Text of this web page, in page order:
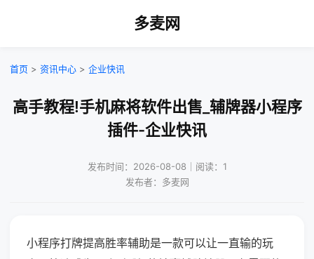
多麦网
首页 > 资讯中心 > 企业快讯
高手教程!手机麻将软件出售_辅牌器小程序
插件-企业快讯
发布时间：2026-08-08｜阅读：1
发布者：多麦网
小程序打牌提高胜率辅助是一款可以让一直输的玩